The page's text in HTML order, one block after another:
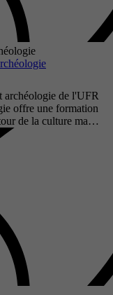
archéologie de l'UFR
offre une formation
de la culture ma…